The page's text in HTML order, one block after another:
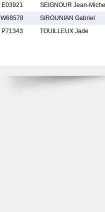
E03921
SEIGNOUR Jean-Michel
W68578
SIROUNIAN Gabriel
P71343
TOUILLEUX Jade